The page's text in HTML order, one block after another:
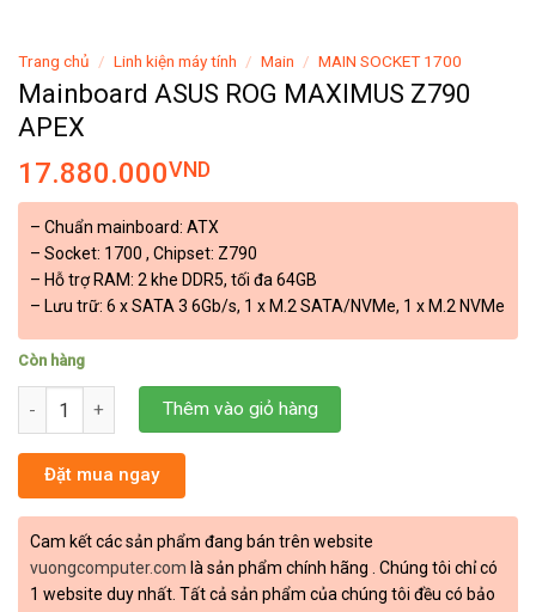
Trang chủ / Linh kiện máy tính / Main / MAIN SOCKET 1700
Mainboard ASUS ROG MAXIMUS Z790
APEX
17.880.000VND
– Chuẩn mainboard: ATX
– Socket: 1700 , Chipset: Z790
– Hỗ trợ RAM: 2 khe DDR5, tối đa 64GB
– Lưu trữ: 6 x SATA 3 6Gb/s, 1 x M.2 SATA/NVMe, 1 x M.2 NVMe
Còn hàng
Mainboard ASUS ROG MAXIMUS Z790 APEX số lượng
Thêm vào giỏ hàng
Đặt mua ngay
Cam kết các sản phẩm đang bán trên website
vuongcomputer.com là sản phẩm chính hãng . Chúng tôi chỉ có
1 website duy nhất. Tất cả sản phẩm của chúng tôi đều có bảo